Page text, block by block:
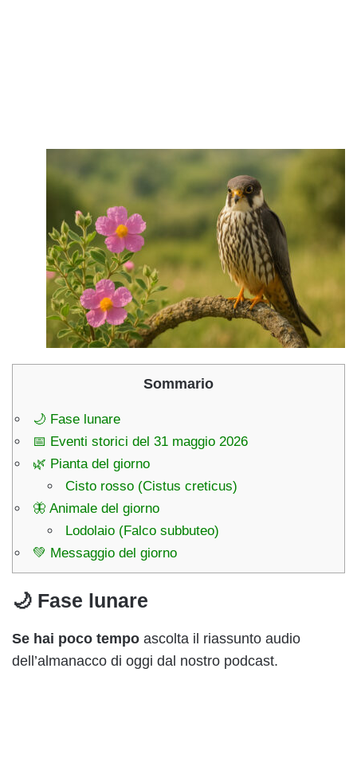
Sommario
🌙 Fase lunare
📅 Eventi storici del 31 maggio 2026
🌿 Pianta del giorno
Cisto rosso (Cistus creticus)
🦋 Animale del giorno
Lodolaio (Falco subbuteo)
💚 Messaggio del giorno
🌙 Fase lunare
Se hai poco tempo ascolta il riassunto audio
dell’almanacco di oggi dal nostro podcast.